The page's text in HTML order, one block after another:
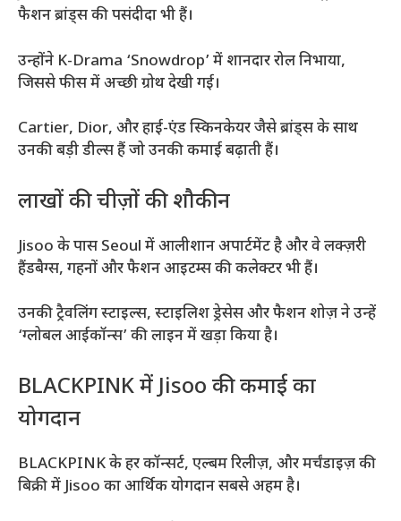
फैशन ब्रांड्स की पसंदीदा भी हैं।
उन्होंने K-Drama ‘Snowdrop’ में शानदार रोल निभाया,
जिससे फीस में अच्छी ग्रोथ देखी गई।
Cartier, Dior, और हाई-एंड स्किनकेयर जैसे ब्रांड्स के साथ
उनकी बड़ी डील्स हैं जो उनकी कमाई बढ़ाती हैं।
लाखों की चीज़ों की शौकीन
Jisoo के पास Seoul में आलीशान अपार्टमेंट है और वे लक्ज़री
हैंडबैग्स, गहनों और फैशन आइटम्स की कलेक्टर भी हैं।
उनकी ट्रैवलिंग स्टाइल्स, स्टाइलिश ड्रेसेस और फैशन शोज़ ने उन्हें
‘ग्लोबल आईकॉन्स’ की लाइन में खड़ा किया है।
BLACKPINK में Jisoo की कमाई का
योगदान
BLACKPINK के हर कॉन्सर्ट, एल्बम रिलीज़, और मर्चंडाइज़ की
बिक्री में Jisoo का आर्थिक योगदान सबसे अहम है।